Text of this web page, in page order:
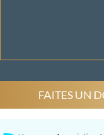
FAITES UN